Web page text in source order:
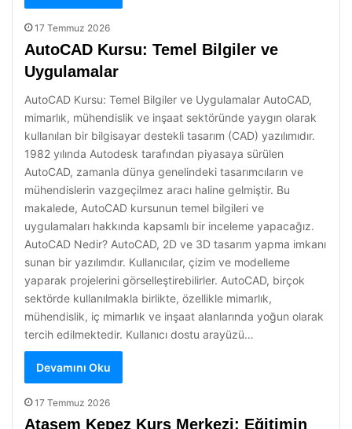
17 Temmuz 2026
AutoCAD Kursu: Temel Bilgiler ve
Uygulamalar
AutoCAD Kursu: Temel Bilgiler ve Uygulamalar AutoCAD,
mimarlık, mühendislik ve inşaat sektöründe yaygın olarak
kullanılan bir bilgisayar destekli tasarım (CAD) yazılımıdır.
1982 yılında Autodesk tarafından piyasaya sürülen
AutoCAD, zamanla dünya genelindeki tasarımcıların ve
mühendislerin vazgeçilmez aracı haline gelmiştir. Bu
makalede, AutoCAD kursunun temel bilgileri ve
uygulamaları hakkında kapsamlı bir inceleme yapacağız.
AutoCAD Nedir? AutoCAD, 2D ve 3D tasarım yapma imkanı
sunan bir yazılımdır. Kullanıcılar, çizim ve modelleme
yaparak projelerini görselleştirebilirler. AutoCAD, birçok
sektörde kullanılmakla birlikte, özellikle mimarlık,
mühendislik, iç mimarlık ve inşaat alanlarında yoğun olarak
tercih edilmektedir. Kullanıcı dostu arayüzü…
Devamını Oku
17 Temmuz 2026
Atasem Kepez Kurs Merkezi: Eğitimin